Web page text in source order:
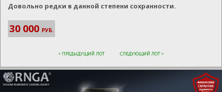
Довольно редки в данной степени сохранности.
30 000 РУБ.
< ПРЕДЫДУЩИЙ ЛОТ СЛЕДУЮЩИЙ ЛОТ >